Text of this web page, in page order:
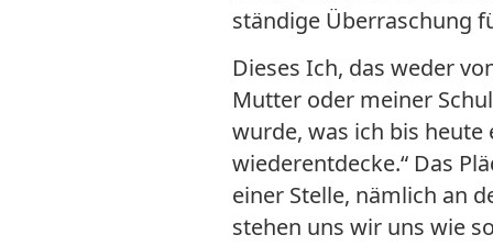
ständige Überraschung
Dieses Ich, das weder
Mutter oder meiner
wurde, was ich bis
wiederentdecke.“ Das
einer Stelle, nämlich an
stehen uns wir uns wie